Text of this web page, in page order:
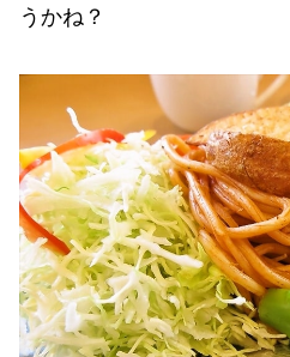
うかね？